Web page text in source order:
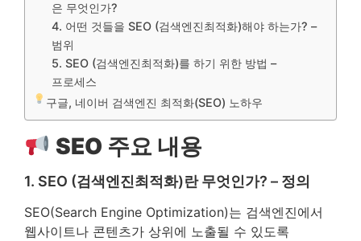
은 무엇인가?
4. 어떤 것들을 SEO (검색엔진최적화)해야 하는가? –
범위
5. SEO (검색엔진최적화)를 하기 위한 방법 –
프로세스
구글, 네이버 검색엔진 최적화(SEO) 노하우
SEO 주요 내용
1. SEO (검색엔진최적화)란 무엇인가? – 정의
SEO(Search Engine Optimization)는 검색엔진에서
웹사이트나 콘텐츠가 상위에 노출될 수 있도록